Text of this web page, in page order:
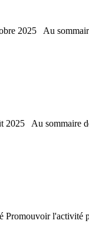
2025 Au
2025 Au
l'activité